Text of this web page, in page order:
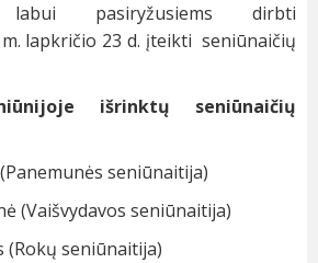
labui pasiryžusiems dirbti
lapkričio 23 d. įteikti seniūnaičių
išrinktų seniūnaičių
seniūnaitija)
(Vaišvydavos seniūnaitija)
(Rokų seniūnaitija)